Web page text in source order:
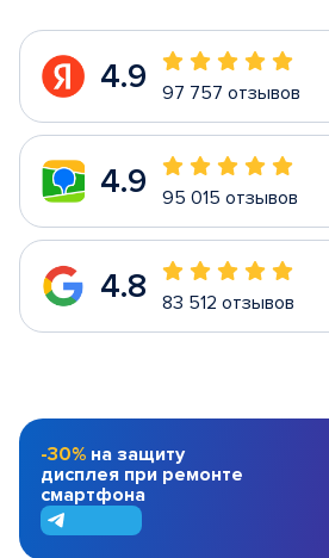
4.9 97 757 отзывов
4.9 95 015 отзывов
4.8 83 512 отзывов
-30% на защиту
дисплея при ремонте
смартфона